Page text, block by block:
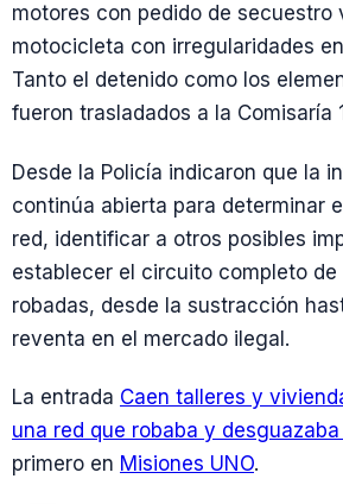
motores con pedido de secuestro
motocicleta con irregularidades
Tanto el detenido como los
fueron trasladados a la Comisaría
Desde la Policía indicaron que la
continúa abierta para determinar
red, identificar a otros posibles
establecer el circuito completo de
robadas, desde la sustracción
reventa en el mercado ilegal.
La entrada Caen talleres y
una red que robaba y
primero en Misiones UNO.